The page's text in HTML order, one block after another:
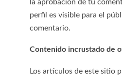
la aprobación de tu
perfil es visible para el
comentario.
Contenido incrustado de
Los artículos de este sitio